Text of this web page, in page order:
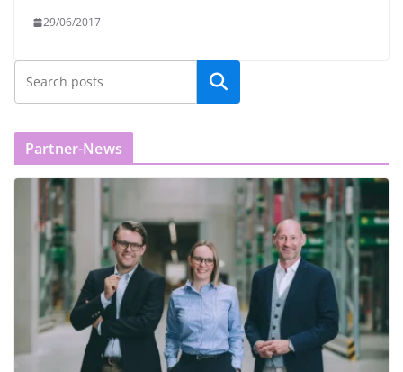
29/06/2017
Partner-News